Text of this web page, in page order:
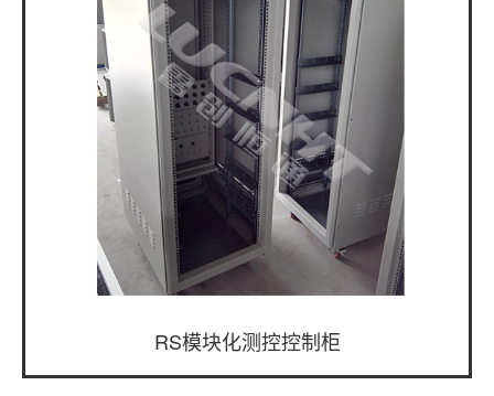
RS模块化测控控制柜